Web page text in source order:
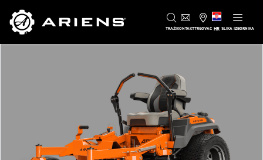
TRAŽIKONTAKTTRGOVAC HR SLIKA IZBORNIKA